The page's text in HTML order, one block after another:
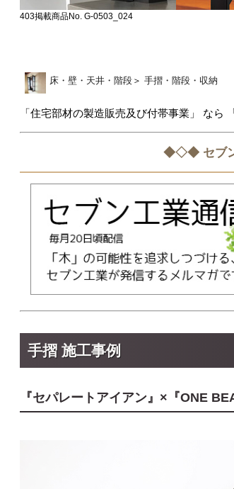
403掲載商品No. G-0503_024
床・壁・天井・階段 ＞ 手摺・階段・収納
「住宅部材の製造販売及び付帯事業」 なら
◆◇◆ セブ
手摺 施工事例
『セパレートアイアン』×『ONE